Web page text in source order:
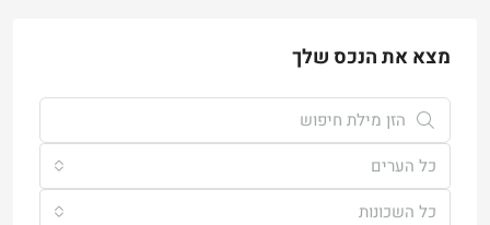
מצא את הנכס שלך
כל הערים
כל השכונות